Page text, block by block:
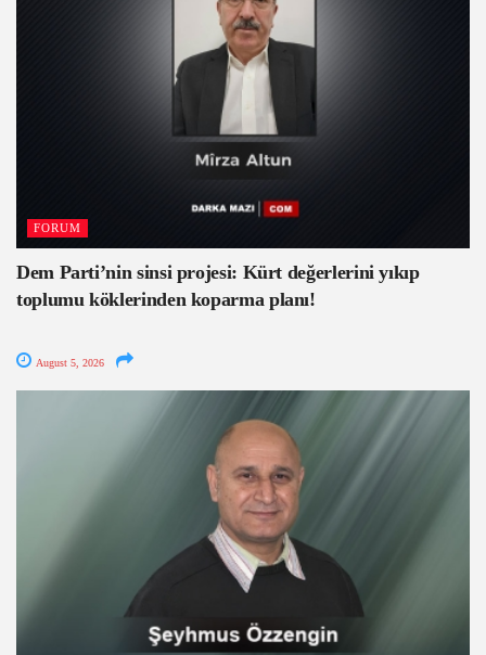
FORUM
Dem Parti’nin sinsi projesi: Kürt değerlerini yıkıp
toplumu köklerinden koparma planı!
August 5, 2026